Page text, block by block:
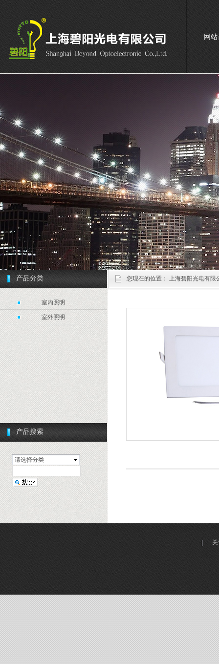
网
联
产品搜索
请选择分类
您现在的位置： 上海碧阳光电有限
产品分类
室内照明
室外照明